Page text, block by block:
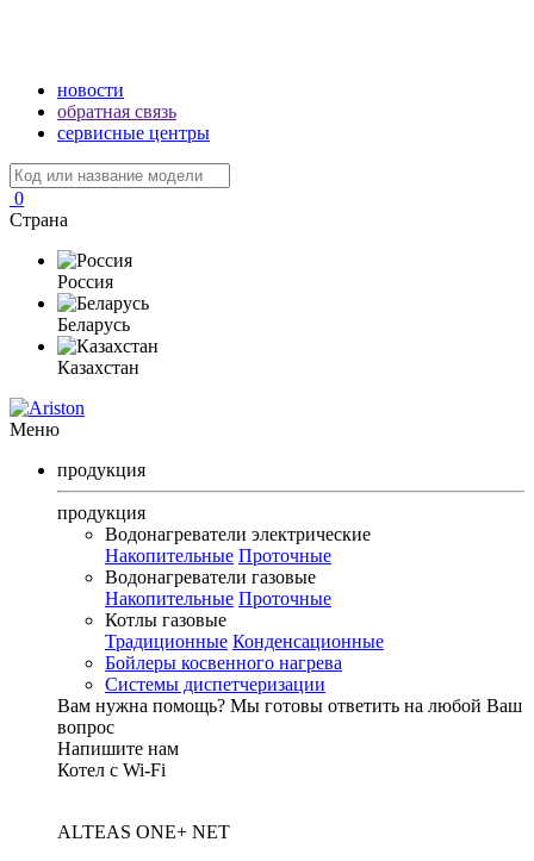
новости
обратная связь
сервисные центры
0
Страна
Россия
Беларусь
Казахстан
Меню
продукция
продукция
Водонагреватели электрические
Накопительные Проточные
Водонагреватели газовые
Накопительные Проточные
Котлы газовые
Традиционные Конденсационные
Бойлеры косвенного нагрева
Системы диспетчеризации
Вам нужна помощь? Мы готовы ответить на любой Ваш
вопрос
Напишите нам
Котел с Wi-Fi
ALTEAS ONE+ NET